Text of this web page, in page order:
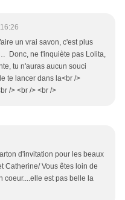
un vrai savon, c'est plus
Donc, ne t'inquiète pas Lolita,
tu n'auras aucun souci
te lancer dans la<br />
/> <br /> <br />
d'invitation pour les beaux
Catherine/ Vous êtes loin de
coeur....elle est pas belle la